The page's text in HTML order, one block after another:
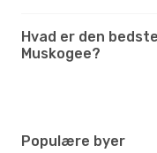
Hvad er den
Muskogee?
Populære byer